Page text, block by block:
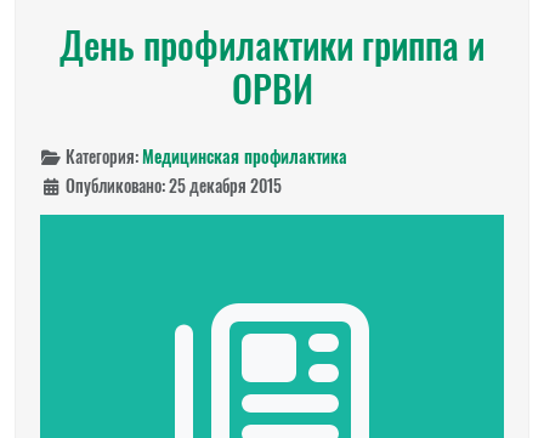
День профилактики гриппа и
ОРВИ
Категория:Медицинская профилактика
Опубликовано: 25 декабря 2015